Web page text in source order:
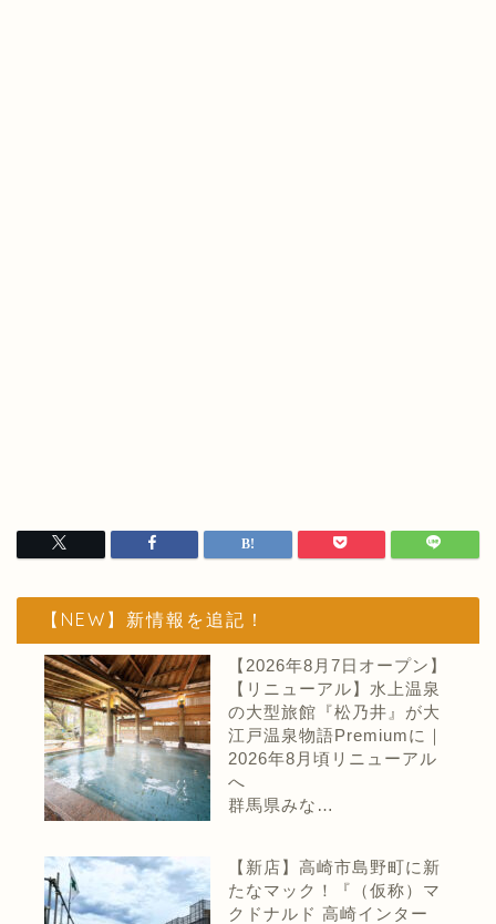
【NEW】新情報を追記！
【2026年8月7日オープン】
【リニューアル】水上温泉
の大型旅館『松乃井』が大
江戸温泉物語Premiumに｜
2026年8月頃リニューアル
へ
群馬県みな…
【新店】高崎市島野町に新
たなマック！『（仮称）マ
クドナルド 高崎インター